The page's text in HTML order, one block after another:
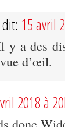
15 avril
y a des
d’œil.
2018 à